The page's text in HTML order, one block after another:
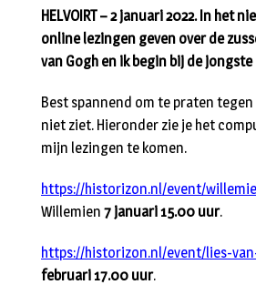
HELVOIRT – 2 januari 2022. In het
online lezingen geven over de
van Gogh en ik begin bij de jongste
Best spannend om te praten
niet ziet. Hieronder zie je het
mijn lezingen te komen.
https://historizon.nl/event/
Willemien 7 januari 15.00 uur.
https://historizon.nl/event/lies-
februari 17.00 uur.